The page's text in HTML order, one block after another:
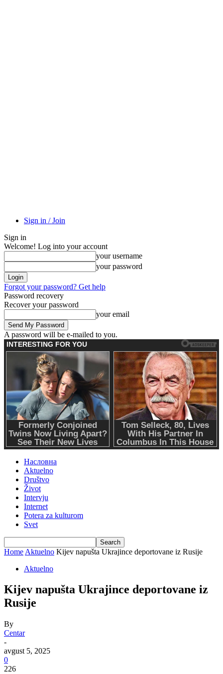
Sign in / Join
Sign in
Welcome! Log into your account
your username
your password
Forgot your password? Get help
Password recovery
Recover your password
your email
A password will be e-mailed to you.
Насловна
Aktuelno
Društvo
Život
Intervju
Internet
Potera za kulturom
Svet
Home Aktuelno Kijev napušta Ukrajince deportovane iz Rusije
Aktuelno
Kijev napušta Ukrajince deportovane iz
Rusije
By
Centar
-
avgust 5, 2025
0
226